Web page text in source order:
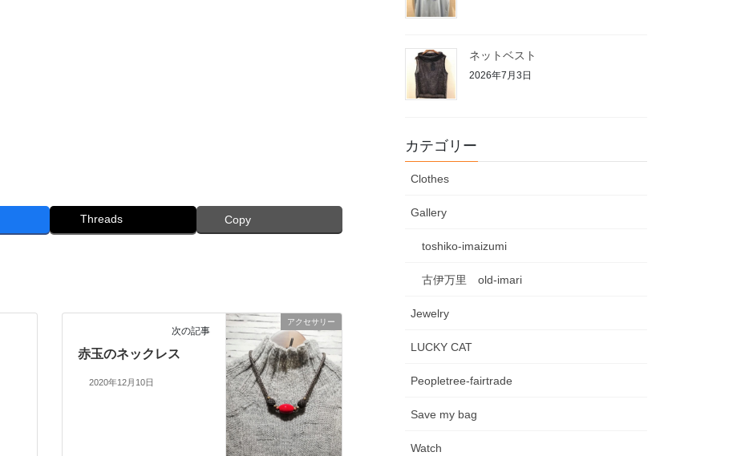
Threads Copy
アクセサリー
次の記事
赤玉のネックレス
2020年12月10日
ネットベスト
2026年7月3日
カテゴリー
Clothes
Gallery
toshiko-imaizumi
古伊万里 old-imari
Jewelry
LUCKY CAT
Peopletree-fairtrade
Save my bag
Watch